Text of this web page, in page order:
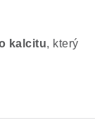
kalcitu, který